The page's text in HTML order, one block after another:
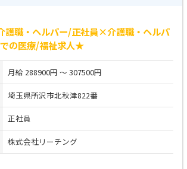
護職・ヘルパー/正社員×介護職・ヘルパ
の医療/福祉求人★
月給 288900円 ～ 307500円
埼玉県所沢市北秋津822番
正社員
株式会社リーチング